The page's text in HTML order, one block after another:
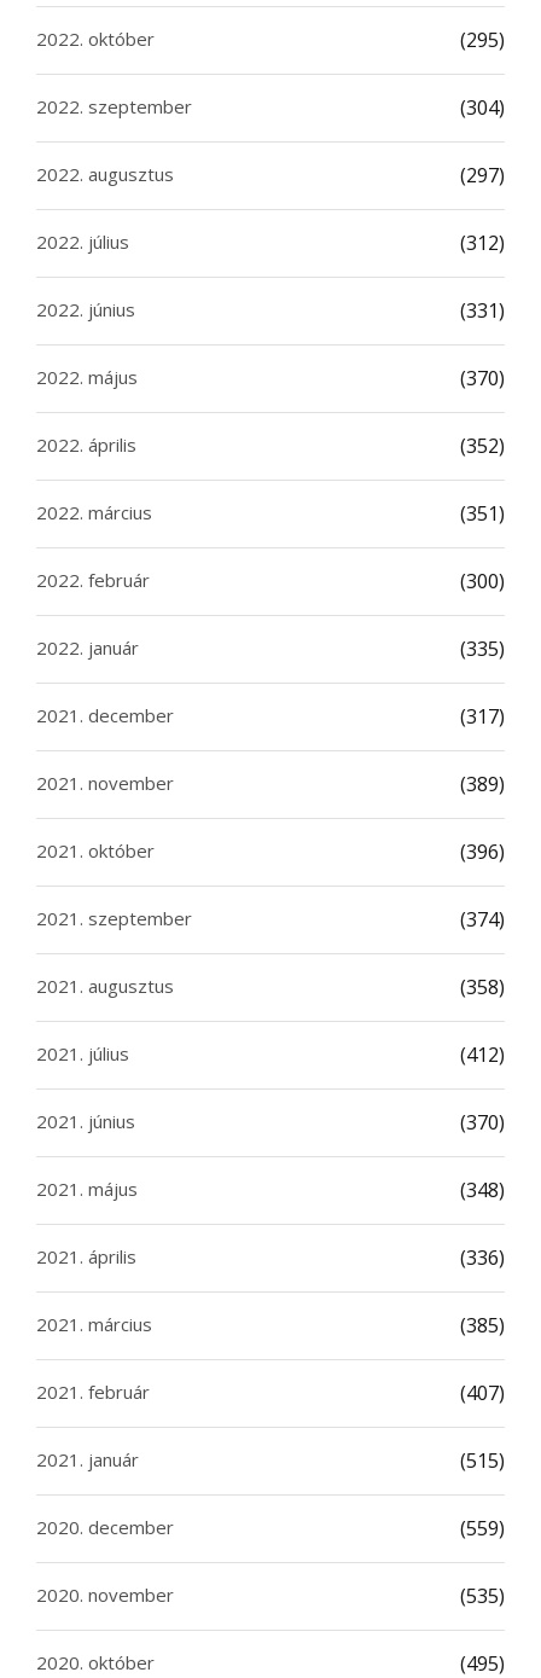
2022. október (295)
2022. szeptember (304)
2022. augusztus (297)
2022. július (312)
2022. június (331)
2022. május (370)
2022. április (352)
2022. március (351)
2022. február (300)
2022. január (335)
2021. december (317)
2021. november (389)
2021. október (396)
2021. szeptember (374)
2021. augusztus (358)
2021. július (412)
2021. június (370)
2021. május (348)
2021. április (336)
2021. március (385)
2021. február (407)
2021. január (515)
2020. december (559)
2020. november (535)
2020. október (495)